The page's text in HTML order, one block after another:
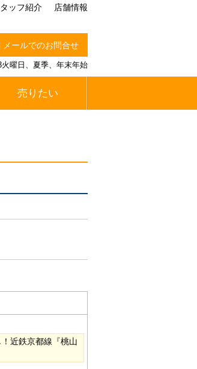
ッフ紹介 店舗情報
メールでのお問合せ
火曜日、夏季、年末年始
売りたい
近鉄京都線『桃山